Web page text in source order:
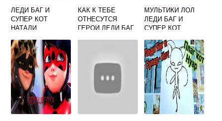
ЛЕДИ БАГ И
СУПЕР КОТ
НАТАЛИ
КАК К ТЕБЕ
ОТНЕСУТСЯ
ГЕРОИ ЛЕДИ БАГ
МУЛЬТИКИ ЛОЛ
ЛЕДИ БАГ И
СУПЕР КОТ